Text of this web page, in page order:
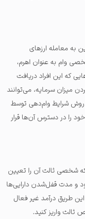
به معامله ارزهای
وام به عنوان اهرم،
که این افراد دریافت
میزان سرمایه، می‌توانند
روش شرایط وام‌دهی توسط
را در دسترس آن‌ها قرار
شخصی ثالث آن را تعیین
و مدت قفل‌شدن دارایی‌ها
طریق درآمد غیر فعال
واریز کنید.